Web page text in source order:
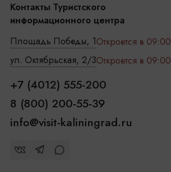
Контакты Туристского
информационного центра
Площадь Победы, 1Откроется в 09:00
ул. Октябрьская, 2/3Откроется в 09:00
+7 (4012) 555-200
8 (800) 200-55-39
info@visit-kaliningrad.ru